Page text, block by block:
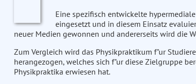
Eine spezifisch entwickelte
eingesetzt und in diesem Einsatz
neuer Medien gewonnen und andererseits wird die
Zum Vergleich wird das Physikpraktikum f"ur
herangezogen, welches sich f"ur diese Zielgruppe
Physikpraktika erwiesen hat.